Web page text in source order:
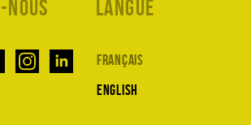
nous Langue
Français
English